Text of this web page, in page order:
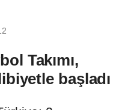
Takımı,
başladı